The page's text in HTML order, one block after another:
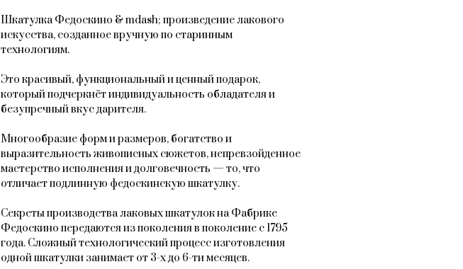
Шкатулка Федоскино & mdash; произведение лакового
искусства, созданное вручную по старинным
технологиям.
Это красивый, функциональный и ценный подарок,
который подчеркнёт индивидуальность обладателя и
безупречный вкус дарителя.
Многообразие форм и размеров, богатство и
выразительность живописных сюжетов, непревзойденное
мастерство исполнения и долговечность — то, что
отличает подлинную федоскинскую шкатулку.
Секреты производства лаковых шкатулок на Фабрике
Федоскино передаются из поколения в поколение с 1795
года. Сложный технологический процесс изготовления
одной шкатулки занимает от 3-х до 6-ти месяцев.